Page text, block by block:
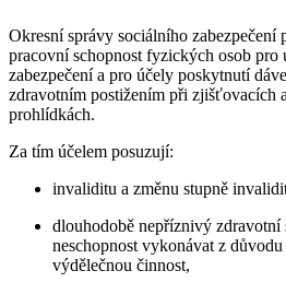
Okresní správy sociálního zabezpečení
pracovní schopnost fyzických osob pro
zabezpečení a pro účely poskytnutí
zdravotním postižením při zjišťovacích
prohlídkách.
Za tím účelem posuzují:
invaliditu a změnu stupně
dlouhodobě nepříznivý zdravotní
neschopnost vykonávat z
výdělečnou činnost,